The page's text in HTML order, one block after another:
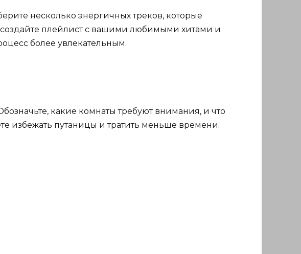
несколько энергичных треков, которые
создайте плейлист с вашими любимыми хитами и
более увлекательным.
какие комнаты требуют внимания, и что
избежать путаницы и тратить меньше времени.